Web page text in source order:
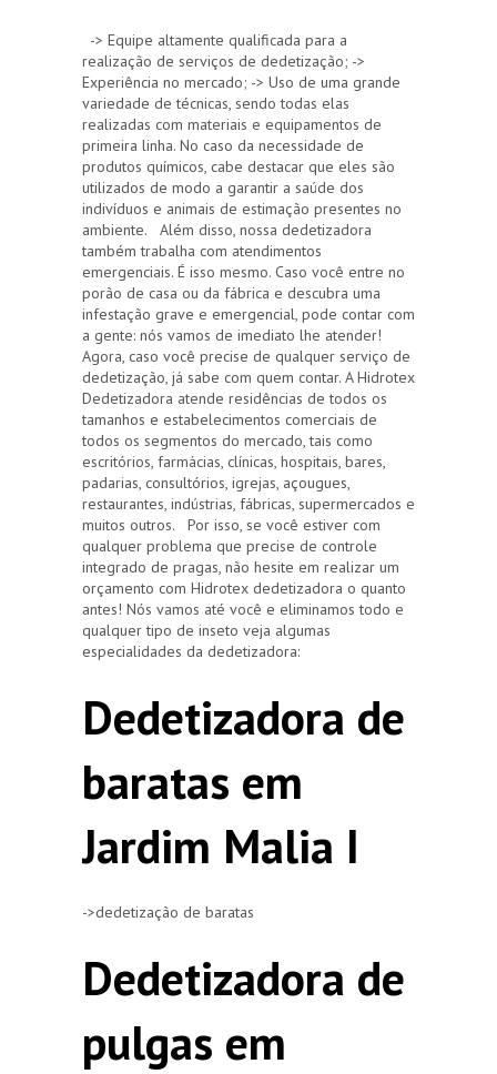
-> Equipe altamente qualificada para a
realização de serviços de dedetização; ->
Experiência no mercado; -> Uso de uma grande
variedade de técnicas, sendo todas elas
realizadas com materiais e equipamentos de
primeira linha. No caso da necessidade de
produtos químicos, cabe destacar que eles são
utilizados de modo a garantir a saúde dos
indivíduos e animais de estimação presentes no
ambiente. Além disso, nossa dedetizadora
também trabalha com atendimentos
emergenciais. É isso mesmo. Caso você entre no
porão de casa ou da fábrica e descubra uma
infestação grave e emergencial, pode contar com
a gente: nós vamos de imediato lhe atender!
Agora, caso você precise de qualquer serviço de
dedetização, já sabe com quem contar. A Hidrotex
Dedetizadora atende residências de todos os
tamanhos e estabelecimentos comerciais de
todos os segmentos do mercado, tais como
escritórios, farmácias, clínicas, hospitais, bares,
padarias, consultórios, igrejas, açougues,
restaurantes, indústrias, fábricas, supermercados e
muitos outros. Por isso, se você estiver com
qualquer problema que precise de controle
integrado de pragas, não hesite em realizar um
orçamento com Hidrotex dedetizadora o quanto
antes! Nós vamos até você e eliminamos todo e
qualquer tipo de inseto veja algumas
especialidades da dedetizadora:
Dedetizadora de
baratas em
Jardim Malia I
->dedetização de baratas
Dedetizadora de
pulgas em